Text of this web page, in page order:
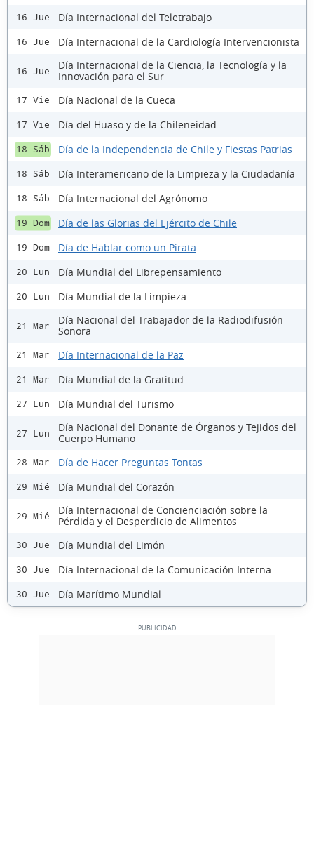
16 Jue Día Internacional del Teletrabajo
16 Jue Día Internacional de la Cardiología Intervencionista
16 Jue
Día Internacional de la Ciencia, la Tecnología y la
Innovación para el Sur
17 Vie Día Nacional de la Cueca
17 Vie Día del Huaso y de la Chileneidad
18 Sáb Día de la Independencia de Chile y Fiestas Patrias
18 Sáb Día Interamericano de la Limpieza y la Ciudadanía
18 Sáb Día Internacional del Agrónomo
19 Dom Día de las Glorias del Ejército de Chile
19 Dom Día de Hablar como un Pirata
20 Lun Día Mundial del Librepensamiento
20 Lun Día Mundial de la Limpieza
21 Mar
Día Nacional del Trabajador de la Radiodifusión
Sonora
21 Mar Día Internacional de la Paz
21 Mar Día Mundial de la Gratitud
27 Lun Día Mundial del Turismo
27 Lun
Día Nacional del Donante de Órganos y Tejidos del
Cuerpo Humano
28 Mar Día de Hacer Preguntas Tontas
29 Mié Día Mundial del Corazón
29 Mié
Día Internacional de Concienciación sobre la
Pérdida y el Desperdicio de Alimentos
30 Jue Día Mundial del Limón
30 Jue Día Internacional de la Comunicación Interna
30 Jue Día Marítimo Mundial